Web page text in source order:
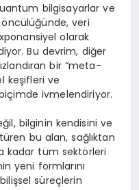
bilgisayarlar ve
veri
olarak
Bu devrim, diğer
bir “meta-
keşifleri ve
ivmelendiriyor.
bilginin kendisini ve
bu alan, sağlıktan
kadar tüm sektörleri
yeni formlarını
süreçlerin